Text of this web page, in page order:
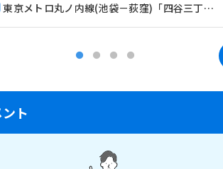
東京メトロ丸ノ内線(池袋－荻窪)「四谷三丁目駅」（徒歩4分）
ト